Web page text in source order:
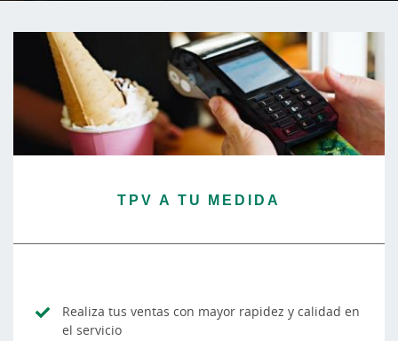
TPV A TU MEDIDA
Realiza tus ventas con mayor rapidez y calidad en
el servicio